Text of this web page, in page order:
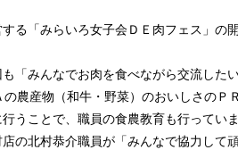
「みらいろ女子会ＤＥ肉フェス」の
みんなでお肉を食べながら交流した
農産物（和牛・野菜）のおいしさのＰ
うことで、職員の食農教育も行っていま
北村恭介職員が「みんなで協力して